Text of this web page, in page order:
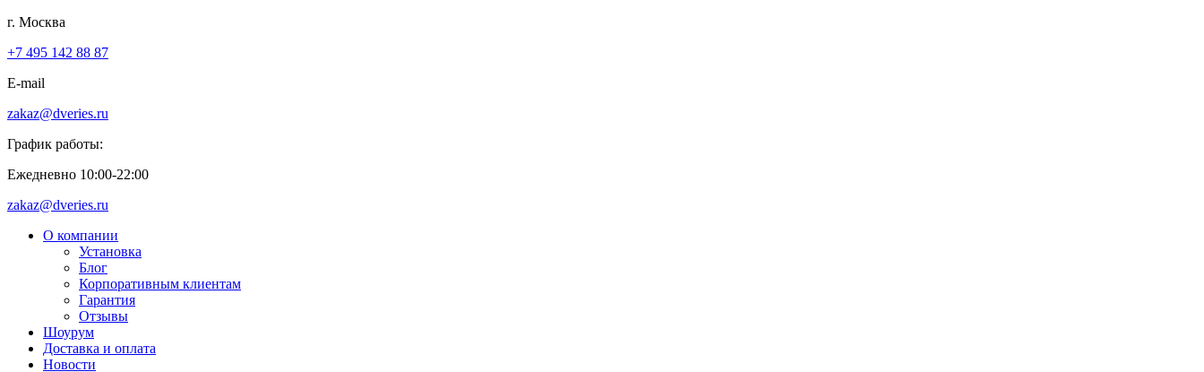
г. Москва
+7 495 142 88 87
E-mail
zakaz@dveries.ru
График работы:
Ежедневно 10:00-22:00
zakaz@dveries.ru
О компании
Установка
Блог
Корпоративным клиентам
Гарантия
Отзывы
Шоурум
Доставка и оплата
Новости